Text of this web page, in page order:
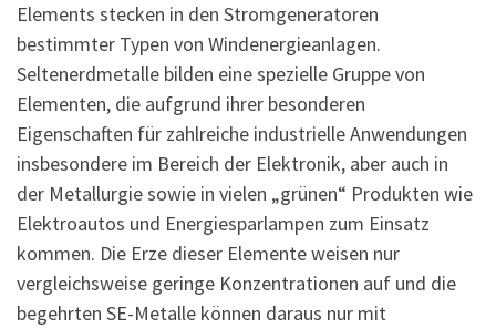
Elements stecken in den Stromgeneratoren
bestimmter Typen von Windenergieanlagen.
Seltenerdmetalle bilden eine spezielle Gruppe von
Elementen, die aufgrund ihrer besonderen
Eigenschaften für zahlreiche industrielle Anwendungen
insbesondere im Bereich der Elektronik, aber auch in
der Metallurgie sowie in vielen „grünen“ Produkten wie
Elektroautos und Energiesparlampen zum Einsatz
kommen. Die Erze dieser Elemente weisen nur
vergleichsweise geringe Konzentrationen auf und die
begehrten SE-Metalle können daraus nur mit